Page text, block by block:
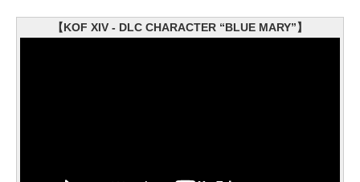
【KOF XIV - DLC CHARACTER “BLUE MARY”】